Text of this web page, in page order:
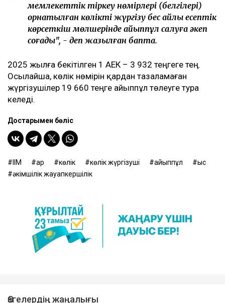
мемлекеттік тіркеу нөмірлері (белгілері)
орнатылған көлікті жүргізу бес айлық есептік
көрсеткіш мөлшерінде айыппұл салуға әкеп
соғады", - деп жазылған бапта.
2025 жылға бекітілген 1 АЕК – 3 932 теңгеге тең.
Осылайша, көлік нөмірін қардан тазаламаған
жүргізушілер 19 660 теңге айыппұл төлеуге тура
келеді.
Достарыңмен бөліс
ІІМ қар көлік көлік жүргізуші айыппұл
қыс
әкімшілік жауапкершілік